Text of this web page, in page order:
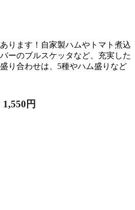
ります！自家製ハムやトマト煮込
ーのブルスケッタなど、充実した
り合わせは、5種やハム盛りなど
円